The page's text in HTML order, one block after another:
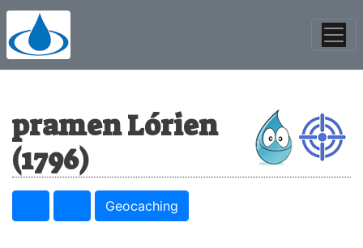
pramen Lórien
(1796)
Geocaching